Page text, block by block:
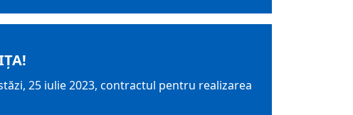
25 iulie 2023, contractul pentru realizarea